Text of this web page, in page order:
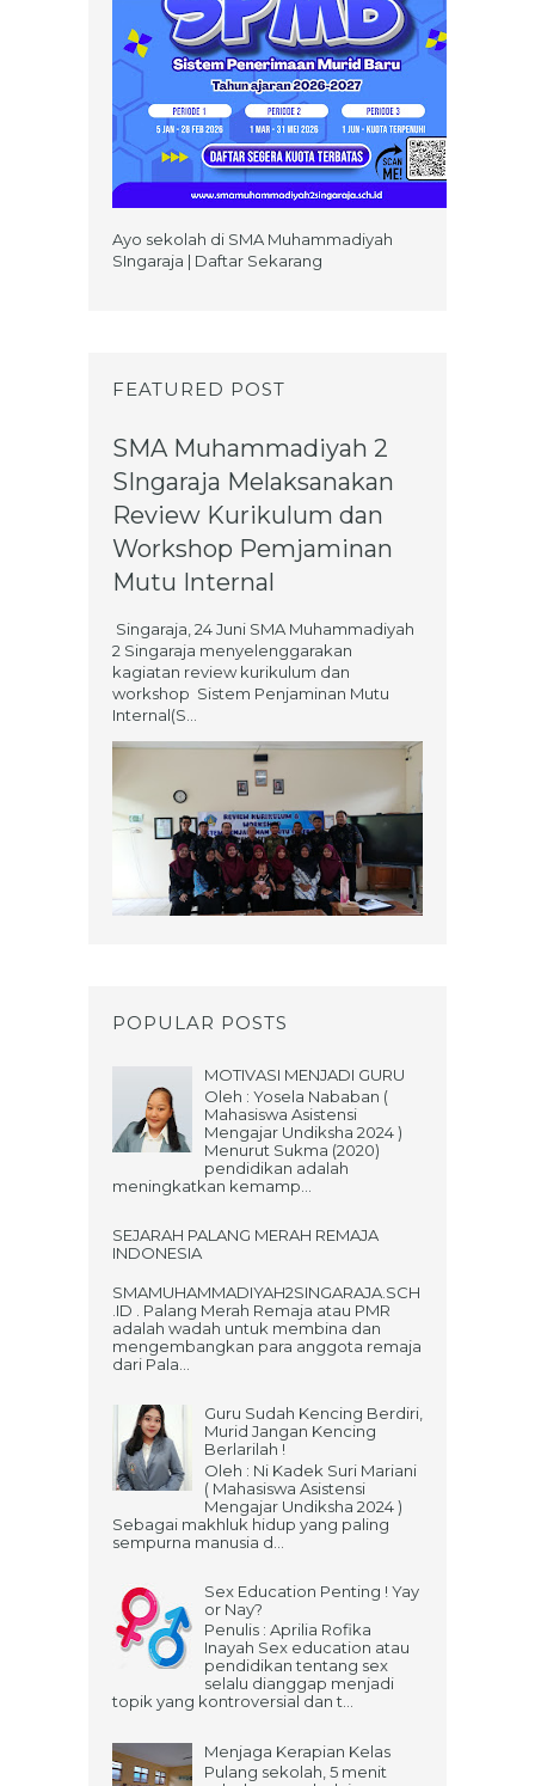
Ayo sekolah di SMA Muhammadiyah
SIngaraja | Daftar Sekarang
FEATURED POST
SMA Muhammadiyah 2
SIngaraja Melaksanakan
Review Kurikulum dan
Workshop Pemjaminan
Mutu Internal
Singaraja, 24 Juni SMA Muhammadiyah
2 Singaraja menyelenggarakan
kagiatan review kurikulum dan
workshop Sistem Penjaminan Mutu
Internal(S...
POPULAR POSTS
MOTIVASI MENJADI GURU
Oleh : Yosela Nababan (
Mahasiswa Asistensi
Mengajar Undiksha 2024 )
Menurut Sukma (2020)
pendidikan adalah
meningkatkan kemamp...
SEJARAH PALANG MERAH REMAJA
INDONESIA
SMAMUHAMMADIYAH2SINGARAJA.SCH
.ID . Palang Merah Remaja atau PMR
adalah wadah untuk membina dan
mengembangkan para anggota remaja
dari Pala...
Guru Sudah Kencing Berdiri,
Murid Jangan Kencing
Berlarilah !
Oleh : Ni Kadek Suri Mariani
( Mahasiswa Asistensi
Mengajar Undiksha 2024 )
Sebagai makhluk hidup yang paling
sempurna manusia d...
Sex Education Penting ! Yay
or Nay?
Penulis : Aprilia Rofika
Inayah Sex education atau
pendidikan tentang sex
selalu dianggap menjadi
topik yang kontroversial dan t...
Menjaga Kerapian Kelas
Pulang sekolah, 5 menit